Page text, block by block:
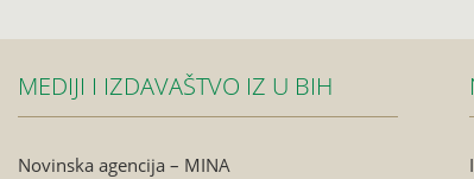
MEDIJI I IZDAVAŠTVO IZ U BIH
Novinska agencija – MINA